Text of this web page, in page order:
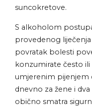
suncokretove.
S alkoholom
provedenog
povratak bolesti
konzumirate često
umjerenim pijenjem
dnevno za žene i
obično smatra